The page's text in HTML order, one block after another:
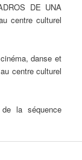
DE UNA
centre culturel
danse et
centre culturel
la séquence